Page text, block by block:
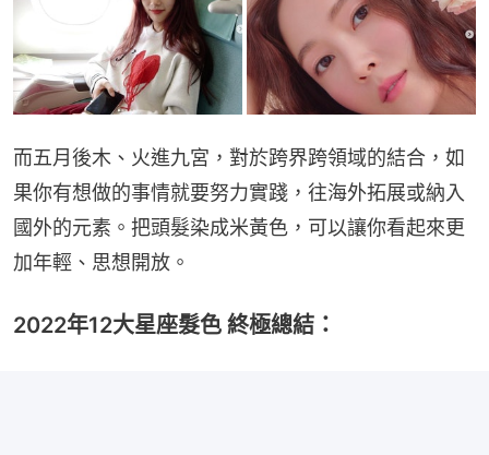
而五月後木、火進九宮，對於跨界跨領域的結合，如
果你有想做的事情就要努力實踐，往海外拓展或納入
國外的元素。把頭髮染成米黃色，可以讓你看起來更
加年輕、思想開放。
2022年12大星座髮色 終極總結：